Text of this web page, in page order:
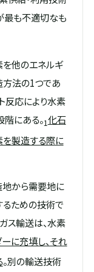
最も不適切なも
他のエネルギ
方法の1つであ
反応により水素
にある。1化石
を製造する際に
地から需要地に
るための技術で
ス輸送は、水素
に充填し、それ
。別の輸送技術